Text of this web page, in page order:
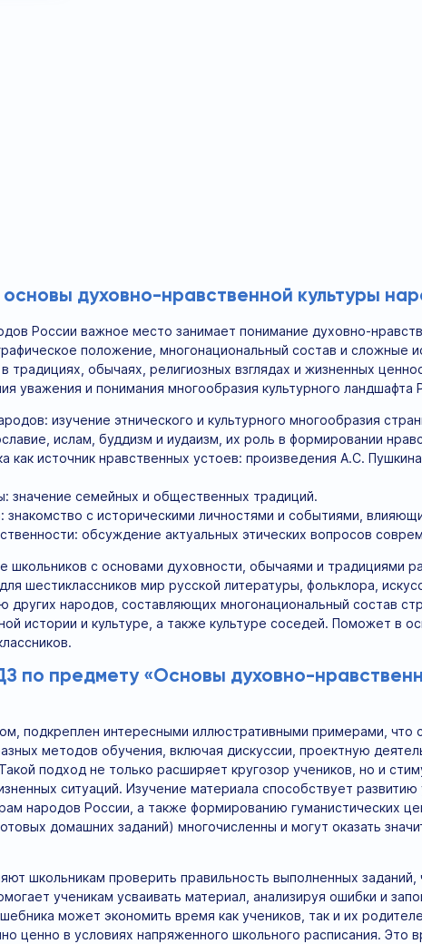
духовно-нравственной культуры
России важное место занимает понимание духовно-
положение, многонациональный состав и сложные
обычаях, религиозных взглядах и жизненных
уважения и понимания многообразия культурного
изучение этнического и культурного многообразия
ислам, буддизм и иудаизм, их роль в формировании
как источник нравственных устоев: произведения А.С.
значение семейных и общественных традиций.
с историческими личностями и событиями,
обсуждение актуальных этических вопросов
школьников с основами духовности, обычаями и традициями
шестиклассников мир русской литературы, фольклора,
других народов, составляющих многонациональный состав
истории и культуре, а также культуре соседей. Поможет в
по предмету «Основы духовно-
подкреплен интересными иллюстративными примерами, что
методов обучения, включая дискуссии, проектную
подход не только расширяет кругозор учеников, но и
ситуаций. Изучение материала способствует
народов России, а также формированию гуманистических
домашних заданий) многочисленны и могут оказать
школьникам проверить правильность выполненных заданий,
ученикам усваивать материал, анализируя ошибки и
может экономить время как учеников, так и их
ценно в условиях напряженного школьного расписания. Это